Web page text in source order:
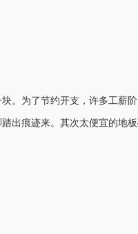
。为了节约开支，许多工薪阶
痕迹来。其次太便宜的地